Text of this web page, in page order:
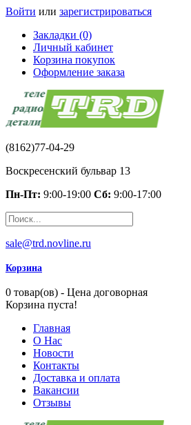
Войти или зарегистрироваться
Закладки (0)
Личный кабинет
Корзина покупок
Оформление заказа
(8162)77-04-29
Воскресенский бульвар 13
Пн-Пт: 9:00-19:00 Сб: 9:00-17:00
sale@trd.novline.ru
Корзина
0 товар(ов) - Цена договорная
Корзина пуста!
Главная
О Нас
Новости
Контакты
Доставка и оплата
Вакансии
Отзывы